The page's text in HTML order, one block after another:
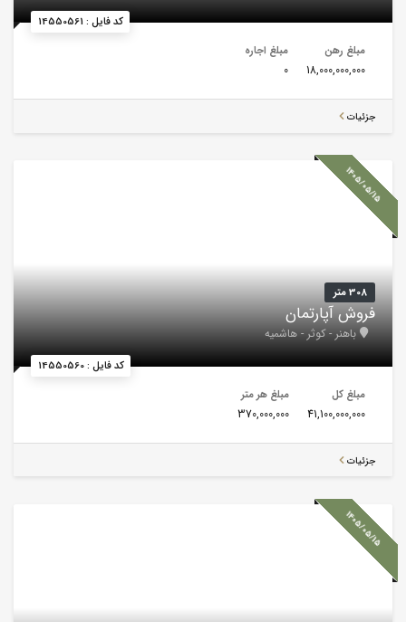
کد فایل : 14550561
مبلغ رهن
18,000,000,000
مبلغ اجاره
0
جزئیات
1405/05/15
کد فایل : 14550560
308 متر
فروش آپارتمان
باهنر - کوثر - هاشمیه
مبلغ کل
41,100,000,000
مبلغ هر متر
370,000,000
جزئیات
1405/05/15